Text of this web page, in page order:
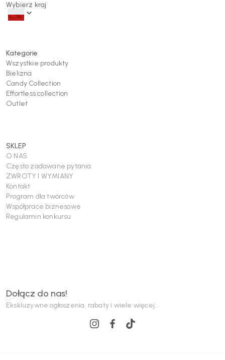
Wybierz kraj
Kategorie
Wszystkie produkty
Bielizna
Candy Collection
Effortless collection
Outlet
SKLEP
O NAS
Często zadawane pytania
ZWROTY I WYMIANY
Kontakt
Program dla twórców
Współprace biznesowe
Regulamin konkursu
Dołącz do nas!
Ekskluzywne ogłoszenia, rabaty i wiele więcej...